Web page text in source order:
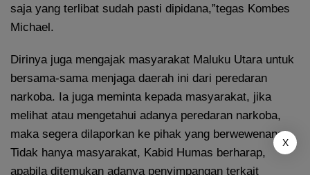
saja yang terlibat sudah pasti dipidana,”tegas Kombes
Michael.
Dirinya juga mengajak masyarakat Maluku Utara untuk
bersama-sama menjaga daerah ini dari peredaran
narkoba. Ia juga meminta kepada masyarakat, jika
melihat atau mengetahui adanya peredaran narkoba,
maka segera dilaporkan ke pihak yang berwewenang.
Tidak hanya masyarakat, Kabid Humas berharap,
apabila ditemukan adanya penyimpangan terkait
X